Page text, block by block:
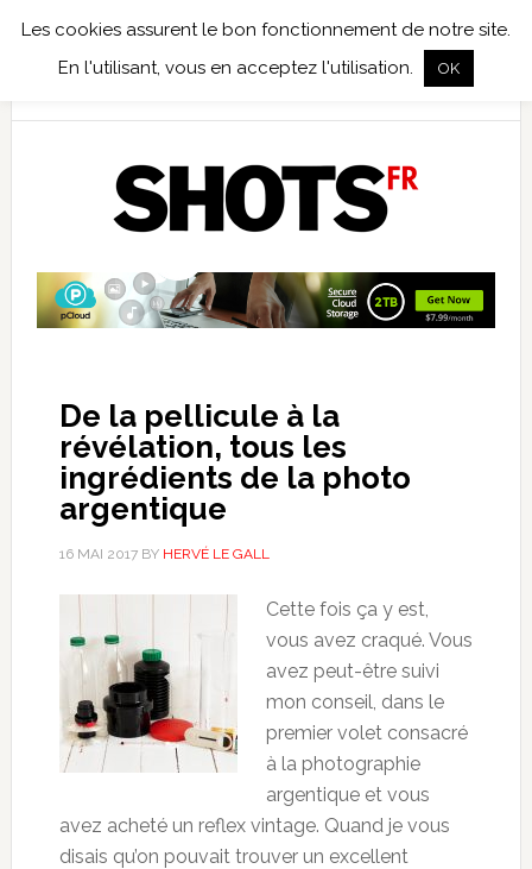
De la pellicule à la
révélation, tous les
ingrédients de la photo
argentique
16 MAI 2017BY HERVÉ LE GALL
Cette fois ça y est,
vous avez craqué. Vous
avez peut-être suivi
mon conseil, dans le
premier volet consacré
à la photographie
argentique et vous
avez acheté un reflex vintage. Quand je vous
disais qu’on pouvait trouver un excellent
Les cookies assurent le bon fonctionnement de notre site.
En l'utilisant, vous en acceptez l'utilisation.
OK